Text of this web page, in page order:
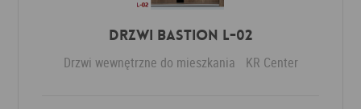
Drzwi Bastion L-02
Drzwi wewnętrzne do mieszkania KR Center